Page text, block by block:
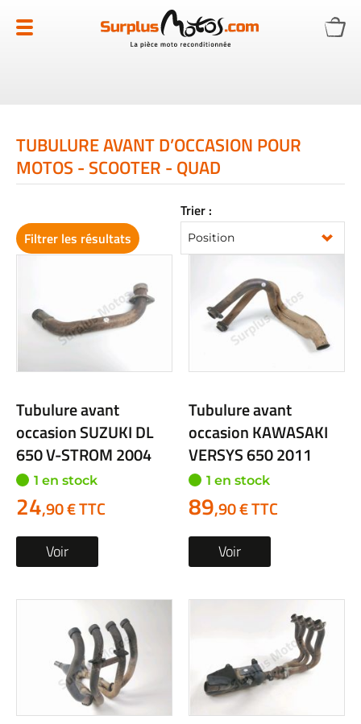
au
contenu
TUBULURE AVANT D’OCCASION POUR
MOTOS - SCOOTER - QUAD
Trier :
Tubulure avant
occasion SUZUKI DL
650 V-STROM 2004
1 en stock
24,90 € TTC
Voir
Tubulure avant
occasion KAWASAKI
VERSYS 650 2011
1 en stock
89,90 € TTC
Voir
Filtrer les résultats